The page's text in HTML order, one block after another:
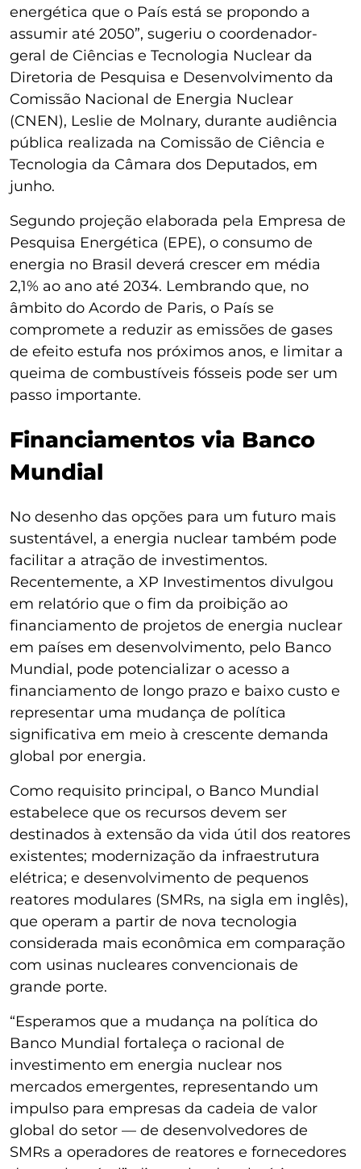
energética que o País está se propondo a
assumir até 2050”, sugeriu o coordenador-
geral de Ciências e Tecnologia Nuclear da
Diretoria de Pesquisa e Desenvolvimento da
Comissão Nacional de Energia Nuclear
(CNEN), Leslie de Molnary, durante audiência
pública realizada na Comissão de Ciência e
Tecnologia da Câmara dos Deputados, em
junho.
Segundo projeção elaborada pela Empresa de
Pesquisa Energética (EPE), o consumo de
energia no Brasil deverá crescer em média
2,1% ao ano até 2034. Lembrando que, no
âmbito do Acordo de Paris, o País se
compromete a reduzir as emissões de gases
de efeito estufa nos próximos anos, e limitar a
queima de combustíveis fósseis pode ser um
passo importante.
Financiamentos via Banco
Mundial
No desenho das opções para um futuro mais
sustentável, a energia nuclear também pode
facilitar a atração de investimentos.
Recentemente, a XP Investimentos divulgou
em relatório que o fim da proibição ao
financiamento de projetos de energia nuclear
em países em desenvolvimento, pelo Banco
Mundial, pode potencializar o acesso a
financiamento de longo prazo e baixo custo e
representar uma mudança de política
significativa em meio à crescente demanda
global por energia.
Como requisito principal, o Banco Mundial
estabelece que os recursos devem ser
destinados à extensão da vida útil dos reatores
existentes; modernização da infraestrutura
elétrica; e desenvolvimento de pequenos
reatores modulares (SMRs, na sigla em inglês),
que operam a partir de nova tecnologia
considerada mais econômica em comparação
com usinas nucleares convencionais de
grande porte.
“Esperamos que a mudança na política do
Banco Mundial fortaleça o racional de
investimento em energia nuclear nos
mercados emergentes, representando um
impulso para empresas da cadeia de valor
global do setor — de desenvolvedores de
SMRs a operadores de reatores e fornecedores